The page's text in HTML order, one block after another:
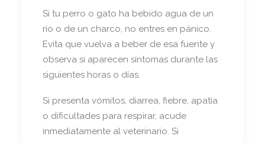
Si tu perro o gato ha bebido agua de un
río o de un charco, no entres en pánico.
Evita que vuelva a beber de esa fuente y
observa si aparecen síntomas durante las
siguientes horas o días.
Si presenta vómitos, diarrea, fiebre, apatía
o dificultades para respirar, acude
inmediatamente al veterinario. Si